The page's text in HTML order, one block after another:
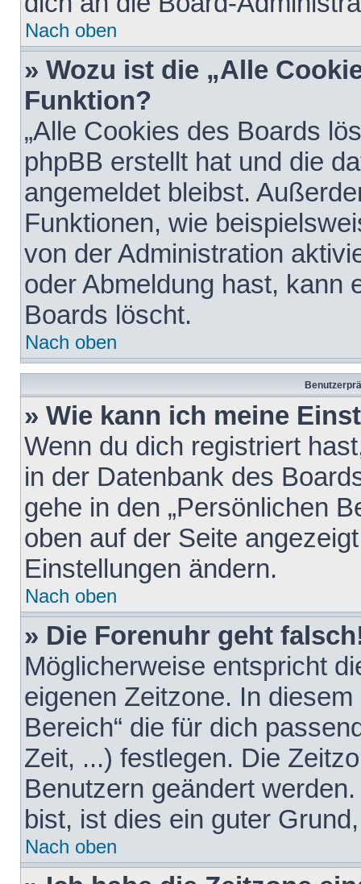
Nach oben
» Wozu ist die „Alle
Funktion?
„Alle Cookies des Boards
phpBB erstellt hat und die
angemeldet bleibst.
Funktionen, wie
von der Administration
oder Abmeldung hast, kann
Boards löscht.
Nach oben
» Wie kann ich meine
Wenn du dich registriert
in der Datenbank des
gehe in den „Persönlichen
oben auf der Seite
Einstellungen ändern.
Nach oben
» Die Forenuhr geht
Möglicherweise entspricht
eigenen Zeitzone. In
Bereich“ die für dich
Zeit, ...) festlegen. Die
Benutzern geändert
bist, ist dies ein guter
Nach oben